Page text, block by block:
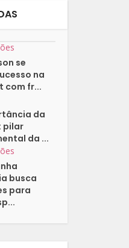
se
na
com fr...
da
pilar
da ...
busca
para